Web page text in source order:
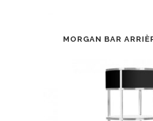
MORGAN BAR